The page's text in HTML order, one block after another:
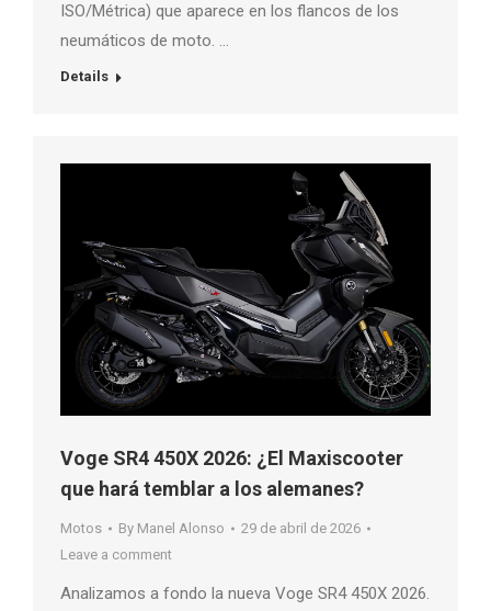
ISO/Métrica) que aparece en los flancos de los
neumáticos de moto. …
Details
Voge SR4 450X 2026: ¿El Maxiscooter
que hará temblar a los alemanes?
Motos By Manel Alonso
29 de abril de 2026
Leave a comment
Analizamos a fondo la nueva Voge SR4 450X 2026.